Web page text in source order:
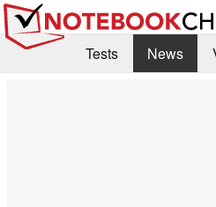
Tests News